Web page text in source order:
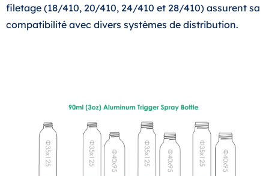
filetage (18/410, 20/410, 24/410 et 28/410) assurent sa
compatibilité avec divers systèmes de distribution.